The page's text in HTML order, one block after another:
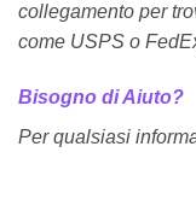
collegamento per
come USPS o
Bisogno di Aiuto?
Per qualsiasi